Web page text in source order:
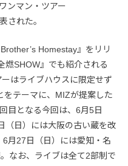
ンマン・ツアー
された。
Homestay』をリリ
燃SHOW』でも紹介される
はライブハウスに限定せず
をテーマに、MIZが提案した
目となる今回は、6月5日
（日）には大阪の古い蔵を改
月27日（日）には愛知・名
なお、ライブは全て2部制で